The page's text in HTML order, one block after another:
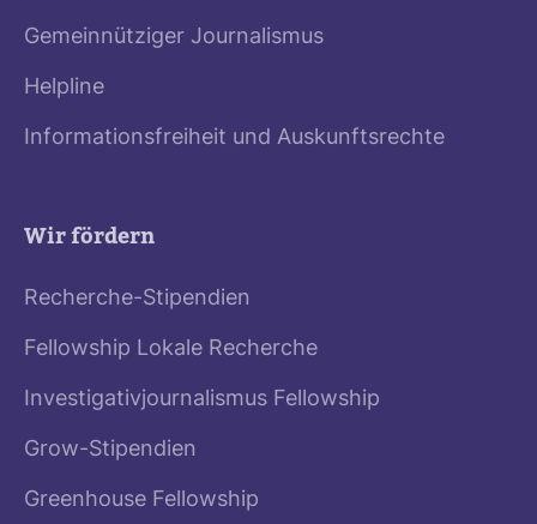
Gemeinnütziger Journalismus
Helpline
Informationsfreiheit und Auskunftsrechte
Wir fördern
Recherche-Stipendien
Fellowship Lokale Recherche
Investigativjournalismus Fellowship
Grow-Stipendien
Greenhouse Fellowship